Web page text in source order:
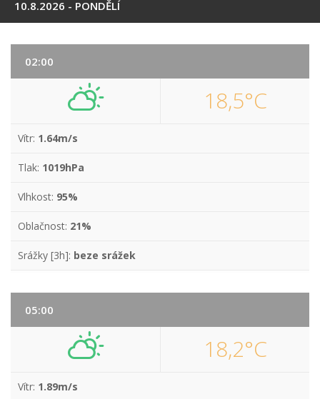
10.8.2026 - PONDĚLÍ
02:00
18,5°C
Vítr: 1.64m/s
Tlak: 1019hPa
Vlhkost: 95%
Oblačnost: 21%
Srážky [3h]: beze srážek
05:00
18,2°C
Vítr: 1.89m/s